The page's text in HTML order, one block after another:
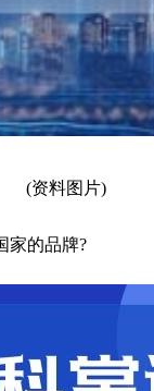
(资料图片)
家的品牌?